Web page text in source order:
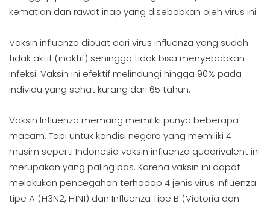
kematian dan rawat inap yang disebabkan oleh virus ini.
Vaksin influenza dibuat dari virus influenza yang sudah
tidak aktif (inaktif) sehingga tidak bisa menyebabkan
infeksi. Vaksin ini efektif melindungi hingga 90% pada
individu yang sehat kurang dari 65 tahun.
Vaksin Influenza memang memiliki punya beberapa
macam. Tapi untuk kondisi negara yang memiliki 4
musim seperti Indonesia vaksin influenza quadrivalent ini
merupakan yang paling pas. Karena vaksin ini dapat
melakukan pencegahan terhadap 4 jenis virus influenza
tipe A (H3N2, H1N1) dan Influenza Tipe B (Victoria dan